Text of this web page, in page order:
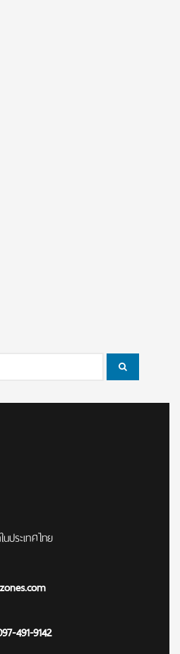
ระเทศไทย
491-9142